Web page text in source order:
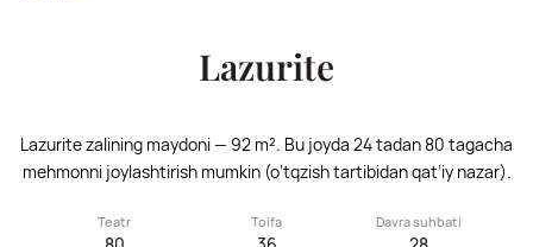
Lazurite
Lazurite zalining maydoni — 92 m². Bu joyda 24 tadan 80 tagacha
mehmonni joylashtirish mumkin (o‘tqzish tartibidan qat’iy nazar).
Teatr Toifa Davra suhbati